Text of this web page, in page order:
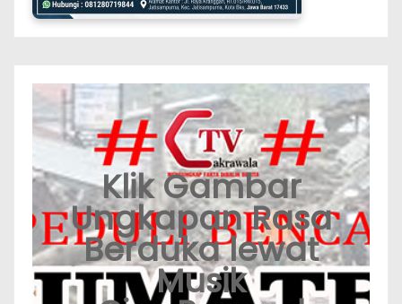
Klik Gambar
Ungkapan Rasa
Berduka lewat
Musik